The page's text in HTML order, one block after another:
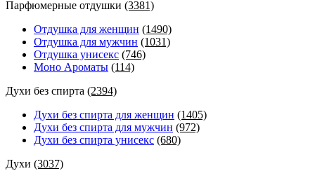
Парфюмерные отдушки (3381)
Отдушка для женщин (1490)
Отдушка для мужчин (1031)
Отдушка унисекс (746)
Моно Ароматы (114)
Духи без спирта (2394)
Духи без спирта для женщин (1405)
Духи без спирта для мужчин (972)
Духи без спирта унисекс (680)
Духи (3037)